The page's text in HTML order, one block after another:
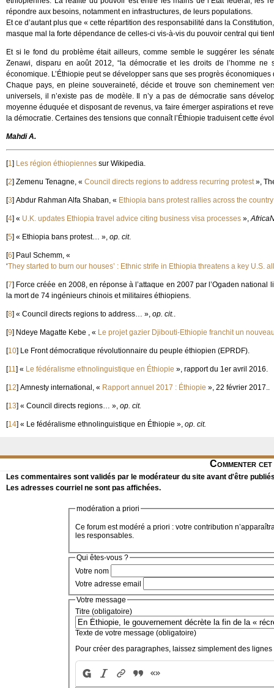
répondre aux besoins, notamment en infrastructures, de leurs populations.
Et ce d’autant plus que « cette répartition des responsabilité dans la
masque mal la forte dépendance de celles-ci vis-à-vis du pouvoir central qui
Et si le fond du problème était ailleurs, comme semble le suggérer les
Zenawi, disparu en août 2012, “la démocratie et les droits de l’homme
économique. L’Éthiopie peut se développer sans que ses progrès économiques
Chaque pays, en pleine souveraineté, décide et trouve son cheminement
universels, il n’existe pas de modèle. Il n’y a pas de démocratie sans
moyenne éduquée et disposant de revenus, va faire émerger aspirations et
la démocratie. Certaines des tensions que connaît l’Éthiopie traduisent cette
Mahdi A.
[1] Les région éthiopiennes sur Wikipedia.
[2] Zemenu Tenagne, « Council directs regions to address recurring protest»,
[3] Abdur Rahman Alfa Shaban, « Ethiopia bans protest rallies across the
[4] « U.K. updates Ethiopia travel advice citing business visa processes »,
[5] « Ethiopia bans protest… », op. cit.
[6] Paul Schemm, «
‘They started to burn our houses’ : Ethnic strife in Ethiopia threatens a key U.S.
[7] Force créée en 2008, en réponse à l’attaque en 2007 par l’Ogaden
la mort de 74 ingénieurs chinois et militaires éthiopiens.
[8] « Council directs regions to address… », op. cit..
[9] Ndeye Magatte Kebe , « Le projet gazier Djibouti-Ethiopie franchit un
[10] Le Front démocratique révolutionnaire du peuple éthiopien (EPRDF).
[11] « Le fédéralisme ethnolinguistique en Éthiopie », rapport du 1er avril 2016.
[12] Amnesty international, « Rapport annuel 2017 : Éthiopie », 22 février 2017..
[13] « Council directs regions… », op. cit.
[14] « Le fédéralisme ethnolinguistique en Éthiopie », op. cit.
Commenter
Les commentaires sont validés par le modérateur du site avant d'être
Les adresses courriel ne sont pas affichées.
modération a priori
Ce forum est modéré a priori : votre contribution
les responsables.
Qui êtes-vous ?
Votre nom
Votre adresse email
Votre message
Titre (obligatoire)
Texte de votre message (obligatoire)
Pour créer des paragraphes, laissez simplement des lignes